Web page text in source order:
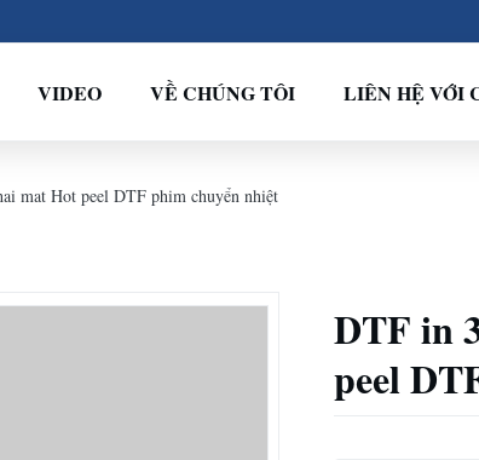
VIDEO VỀ CHÚNG TÔI LIÊN HỆ VỚI
mat Hot peel DTF phim chuyển nhiệt
DTF in
peel